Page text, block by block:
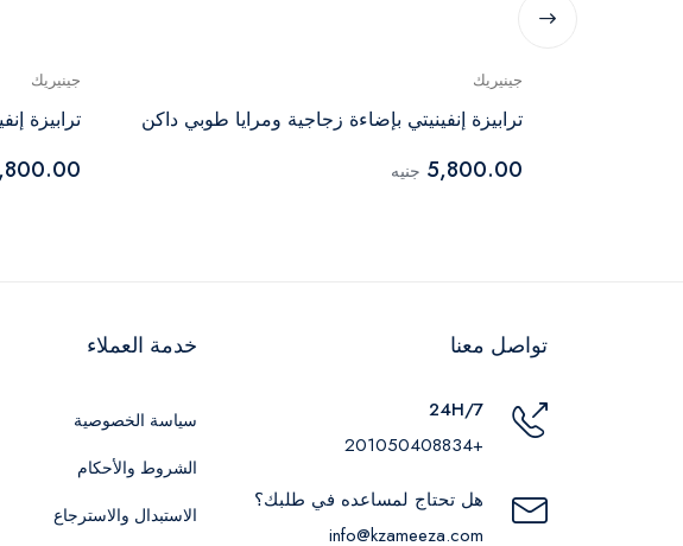
جينيريك
ترابيزة إنفينيتي بإضاءة زجاجية ومرايا طوبي داكن
5,800.00 جنيه
جينيريك
ترابيزة
تواصل معنا
24H/7
+201050408834
هل تحتاج لمساعده في طلبك؟
info@kzameeza.com
خدمة العملاء
سياسة الخصوصية
الشروط والأحكام
الاستبدال والاسترجاع